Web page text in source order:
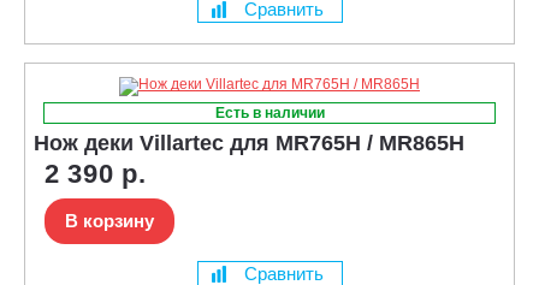
Сравнить
Есть в наличии
Нож деки Villartec для MR765H / MR865H
2 390 р.
В корзину
Сравнить